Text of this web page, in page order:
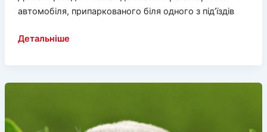
автомобіля, припаркованого біля одного з під’їздів
У
викрили
Детальніше